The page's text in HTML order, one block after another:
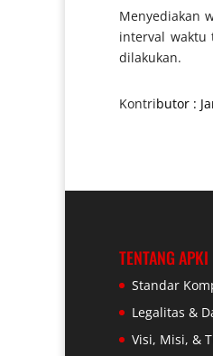
Menyediakan
interval waktu
dilakukan.
Kontributor :
TENTANG APKI
Standar
Legalitas &
Visi, Misi, &